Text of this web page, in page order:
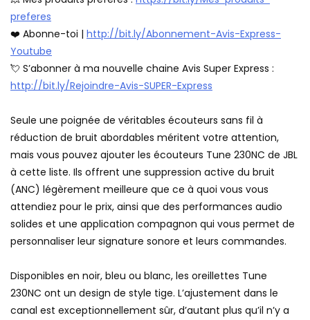
preferes
❤️ Abonne-toi | http://bit.ly/Abonnement-Avis-Express-
Youtube
💘 S’abonner à ma nouvelle chaine Avis Super Express :
http://bit.ly/Rejoindre-Avis-SUPER-Express
Seule une poignée de véritables écouteurs sans fil à
réduction de bruit abordables méritent votre attention,
mais vous pouvez ajouter les écouteurs Tune 230NC de JBL
à cette liste. Ils offrent une suppression active du bruit
(ANC) légèrement meilleure que ce à quoi vous vous
attendiez pour le prix, ainsi que des performances audio
solides et une application compagnon qui vous permet de
personnaliser leur signature sonore et leurs commandes.
Disponibles en noir, bleu ou blanc, les oreillettes Tune
230NC ont un design de style tige. L’ajustement dans le
canal est exceptionnellement sûr, d’autant plus qu’il n’y a